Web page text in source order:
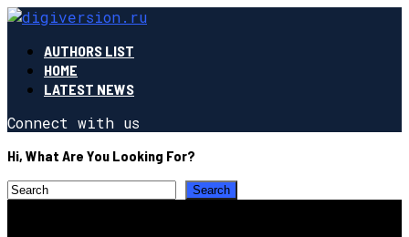
AUTHORS LIST
HOME
LATEST NEWS
Connect with us
Hi, What Are You Looking For?